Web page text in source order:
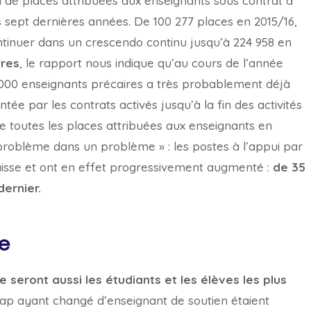
dernières années. De 100 277 places en 2015/16,
dans un crescendo continu jusqu’à 224 958 en
, le rapport nous indique qu’au cours de l’année
enseignants précaires a très probablement déjà
par les contrats activés jusqu’à la fin des activités
toutes les places attribuées aux enseignants en
dans un problème » : les postes à l’appui par
et ont en effet progressivement augmenté : de 35
seront aussi les étudiants et les élèves les plus
ayant changé d’enseignant de soutien étaient